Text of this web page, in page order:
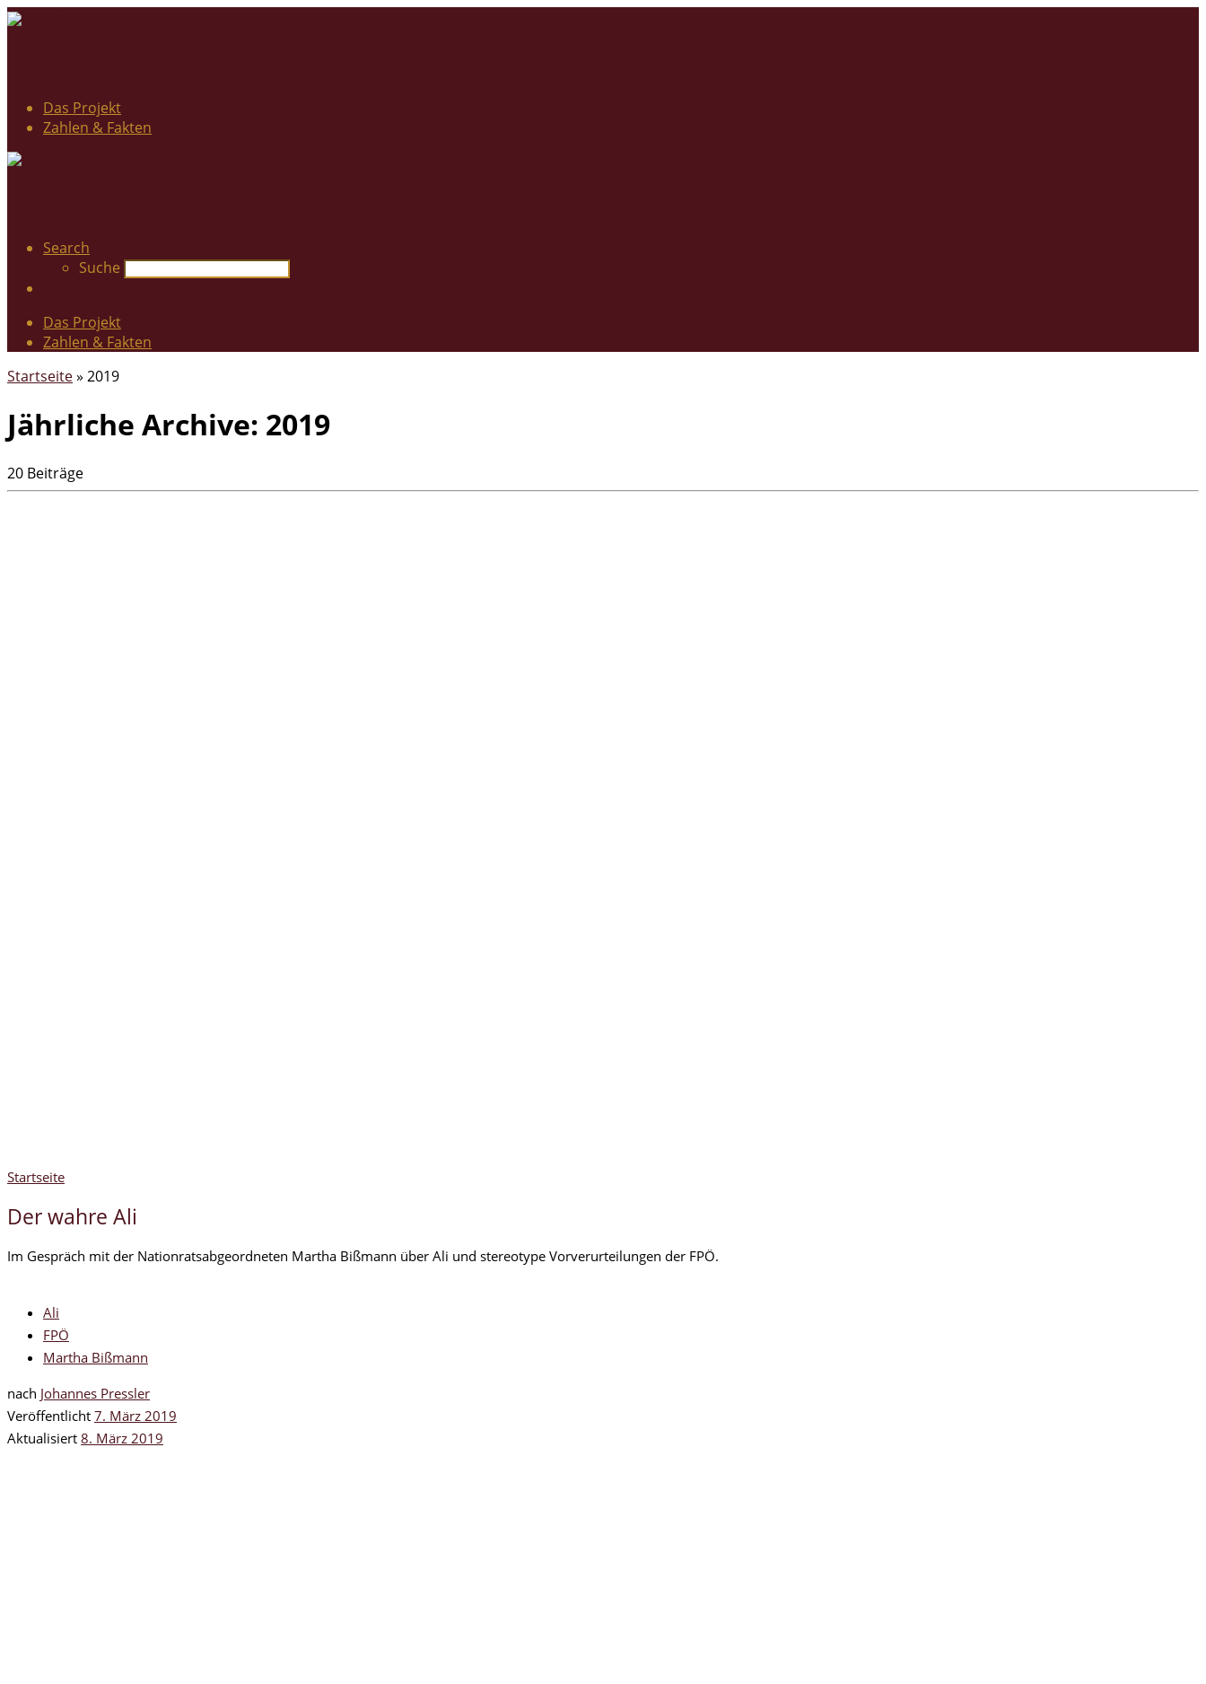
Das Projekt
Zahlen & Fakten
Search
Suche
Das Projekt
Zahlen & Fakten
Startseite» 2019
Jährliche Archive: 2019
20 Beiträge
Startseite
Der wahre Ali
Im Gespräch mit der Nationratsabgeordneten Martha Bißmann über Ali und stereotype Vorverurteilungen der FPÖ.
Ali
FPÖ
Martha Bißmann
nach Johannes Pressler
Veröffentlicht 7. März 2019
Aktualisiert 8. März 2019